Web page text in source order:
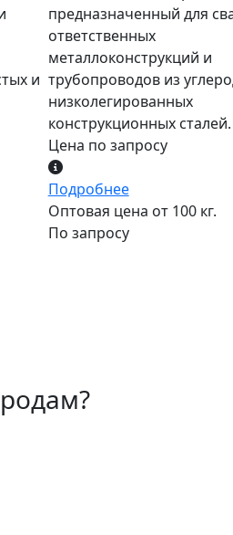
и
предназначенный для
ответственных
металлоконструкций и
трубопроводов из
низколегированных
конструкционных сталей.
Цена по запросу
Подробнее
Оптовая цена от 100 кг.
По запросу